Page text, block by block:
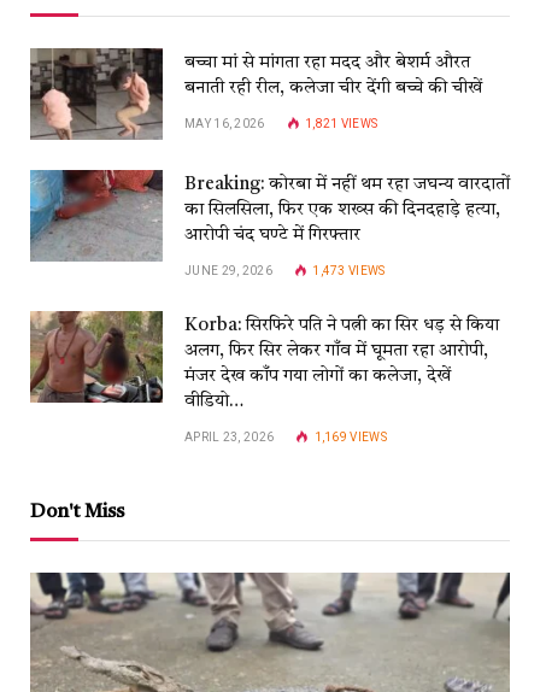
बच्चा मां से मांगता रहा मदद और बेशर्म औरत
बनाती रही रील, कलेजा चीर देंगी बच्चे की चीखें
MAY 16, 2026 1,821 VIEWS
Breaking: कोरबा में नहीं थम रहा जघन्य वारदातों
का सिलसिला, फिर एक शख्स की दिनदहाड़े हत्या,
आरोपी चंद घण्टे में गिरफ्तार
JUNE 29, 2026 1,473VIEWS
Korba: सिरफिरे पति ने पत्नी का सिर धड़ से किया
अलग, फिर सिर लेकर गाँव में घूमता रहा आरोपी,
मंजर देख काँप गया लोगों का कलेजा, देखें
वीडियो…
APRIL 23, 2026 1,169VIEWS
Don't Miss